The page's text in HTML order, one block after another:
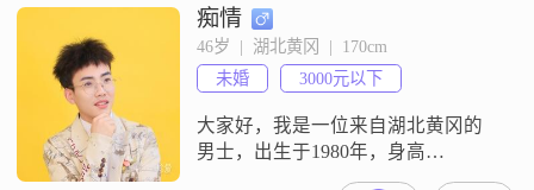
丰富的经验。我性格稳重可靠，做
事踏实认真，对待生活和工作都保
持着积极的态度。平时我喜欢与人
交流，外向的性格让我能够迅速融
入新的环境，结交新朋友。我也很
有幽默
痴情
46岁  |  湖北黄冈  |  170cm
未婚
3000元以下
大家好，我是一位来自湖北黄冈的
男士，出生于1980年，身高
170cm##3002##目前我的月收入在